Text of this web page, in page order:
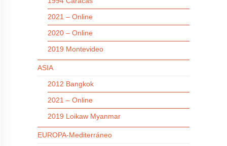
2021 – Online
2020 – Online
2019 Montevideo
ASIA
2012 Bangkok
2021 – Online
2019 Loikaw Myanmar
EUROPA-Mediterráneo